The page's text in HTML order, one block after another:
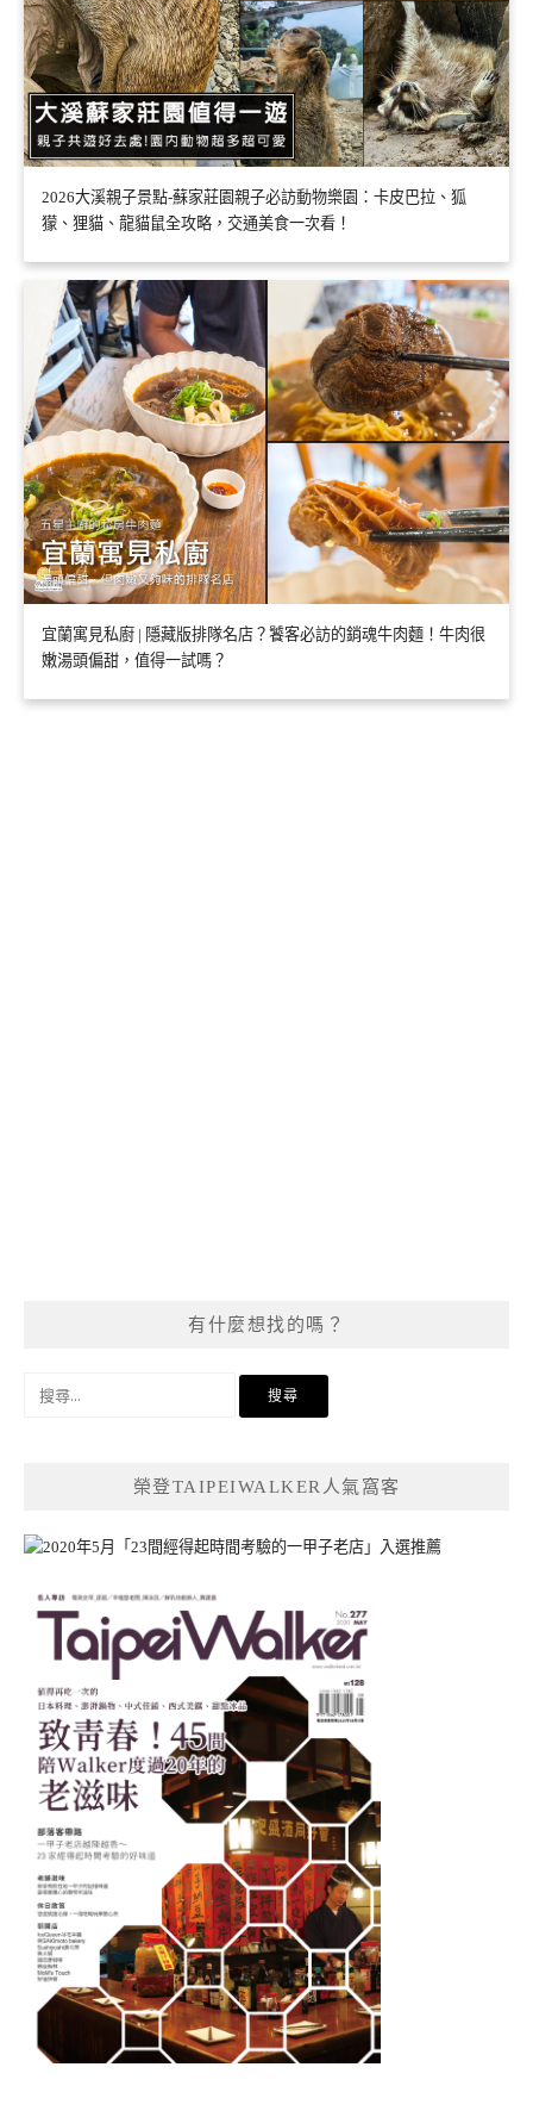
2026大溪親子景點-蘇家莊園親子必訪動物樂園：卡皮巴拉、狐
獴、狸貓、龍貓鼠全攻略，交通美食一次看！
宜蘭寓見私廚 | 隱藏版排隊名店？饕客必訪的銷魂牛肉麵！牛肉很
嫩湯頭偏甜，值得一試嗎？
有什麼想找的嗎？
榮登TAIPEIWALKER人氣窩客